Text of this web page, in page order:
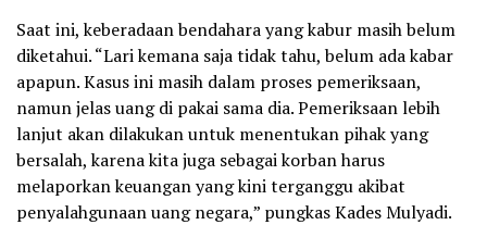
Saat ini, keberadaan bendahara yang kabur masih belum
diketahui. “Lari kemana saja tidak tahu, belum ada kabar
apapun. Kasus ini masih dalam proses pemeriksaan,
namun jelas uang di pakai sama dia. Pemeriksaan lebih
lanjut akan dilakukan untuk menentukan pihak yang
bersalah, karena kita juga sebagai korban harus
melaporkan keuangan yang kini terganggu akibat
penyalahgunaan uang negara,” pungkas Kades Mulyadi.